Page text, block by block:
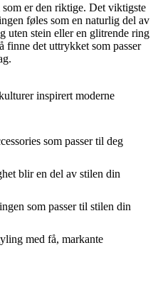
er den riktige. Det viktigste
føles som en naturlig del av
uten stein eller en glitrende ring
finne det uttrykket som passer
inspirert moderne
som passer til deg
blir en del av stilen din
som passer til stilen din
med få, markante